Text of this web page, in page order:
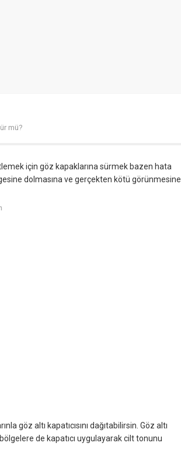
mü?
için göz kapaklarına sürmek bazen hata
dolmasına ve gerçekten kötü görünmesine
göz altı kapatıcısını dağıtabilirsin. Göz altı
de kapatıcı uygulayarak cilt tonunu